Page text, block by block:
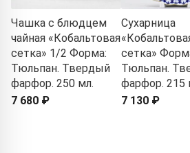
Чашка с блюдцем
чайная «Кобальтовая
сетка» 1/2 Форма:
Тюльпан. Твердый
фарфор. 250 мл.
7 680 ₽
Сухарница
сетка»
Тюльпан.
фарфор. 215
7 130 ₽